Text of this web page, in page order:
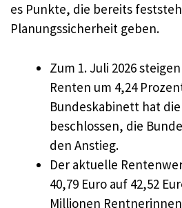
es Punkte, die bereits
Planungssicherheit geben.
Zum 1. Juli 2026
Renten um 4,24
Bundeskabinett hat
beschlossen, die
den Anstieg.
Der aktuelle
40,79 Euro auf 42,52
Millionen